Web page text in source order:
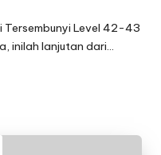
Tersembunyi Level 42-43
inilah lanjutan dari…